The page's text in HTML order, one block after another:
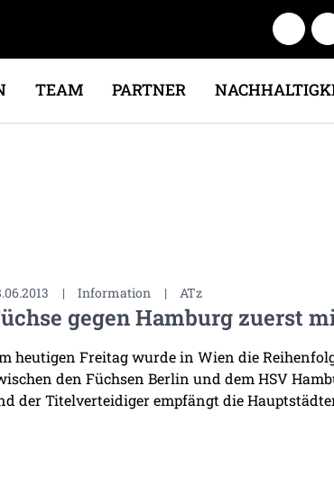
TEAM PARTNER
| Information | ATz
gegen Hamburg zuerst
heutigen Freitag wurde in Wien die
den Füchsen Berlin und dem HSV
der Titelverteidiger empfängt die